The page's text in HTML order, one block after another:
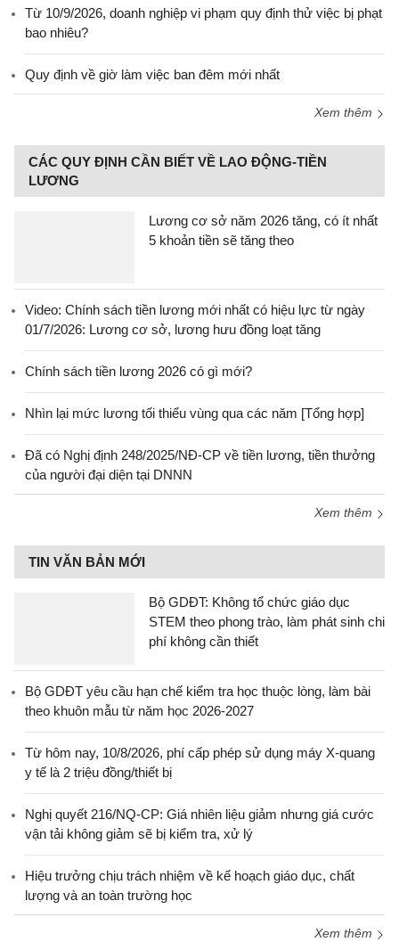
Từ 10/9/2026, doanh nghiệp vi phạm quy định thử việc bị phạt
bao nhiêu?
Quy định về giờ làm việc ban đêm mới nhất
Xem thêm
CÁC QUY ĐỊNH CẦN BIẾT VỀ LAO ĐỘNG-TIỀN
LƯƠNG
Lương cơ sở năm 2026 tăng, có ít nhất
5 khoản tiền sẽ tăng theo
Video: Chính sách tiền lương mới nhất có hiệu lực từ ngày
01/7/2026: Lương cơ sở, lương hưu đồng loạt tăng
Chính sách tiền lương 2026 có gì mới?
Nhìn lại mức lương tối thiểu vùng qua các năm [Tổng hợp]
Đã có Nghị định 248/2025/NĐ-CP về tiền lương, tiền thưởng
của người đại diện tại DNNN
Xem thêm
TIN VĂN BẢN MỚI
Bộ GDĐT: Không tổ chức giáo dục
STEM theo phong trào, làm phát sinh chi
phí không cần thiết
Bộ GDĐT yêu cầu hạn chế kiểm tra học thuộc lòng, làm bài
theo khuôn mẫu từ năm học 2026-2027
Từ hôm nay, 10/8/2026, phí cấp phép sử dụng máy X-quang
y tế là 2 triệu đồng/thiết bị
Nghị quyết 216/NQ-CP: Giá nhiên liệu giảm nhưng giá cước
vận tải không giảm sẽ bị kiểm tra, xử lý
Hiệu trưởng chịu trách nhiệm về kế hoạch giáo dục, chất
lượng và an toàn trường học
Xem thêm